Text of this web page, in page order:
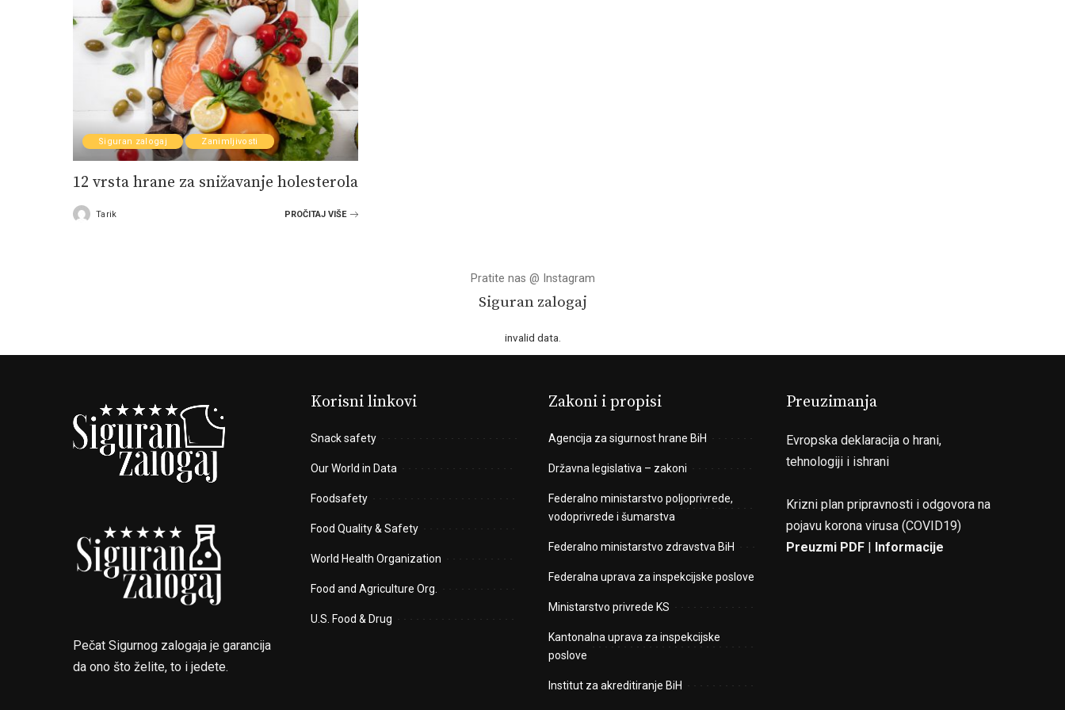
Siguran zalogaj Zanimljivosti
12 vrsta hrane za snižavanje holesterola
PostedTarik PROČITAJ VIŠE
Pratite nas @ Instagram
Siguran zalogaj
invalid data.
Pečat Sigurnog zalogaja je garancija
da ono što želite, to i jedete.
Korisni linkovi
Snack safety
Our World in Data
Foodsafety
Food Quality & Safety
World Health Organization
Food and Agriculture Org.
U.S. Food & Drug
Zakoni i propisi
Agencija za sigurnost hrane BiH
Državna legislativa – zakoni
Federalno ministarstvo poljoprivrede,
vodoprivrede i šumarstva
Federalno ministarstvo zdravstva BiH
Federalna uprava za inspekcijske poslove
Ministarstvo privrede KS
Kantonalna uprava za inspekcijske
poslove
Institut za akreditiranje BiH
Preuzimanja
Evropska deklaracija o hrani,
tehnologiji i ishrani
Krizni plan pripravnosti i odgovora na
pojavu korona virusa (COVID19)
Preuzmi PDF
Informacije